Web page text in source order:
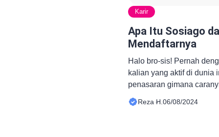
Karir
Apa Itu Sosiago
Mendaftarnya
Halo bro-sis! Pernah
kalian yang aktif di dunia
penasaran gimana
tambahan dari media
jawaban yang kalian
Reza H.06/08/2024